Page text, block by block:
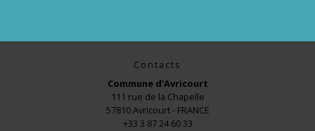
Contacts
Commune d’Avricourt
111 rue de la Chapelle
57810 Avricourt - FRANCE
+33 3 87 24 60 33